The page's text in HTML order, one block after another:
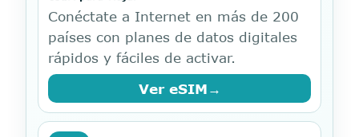
Conéctate a Internet en más de 200
países con planes de datos digitales
rápidos y fáciles de activar.
Ver eSIM →